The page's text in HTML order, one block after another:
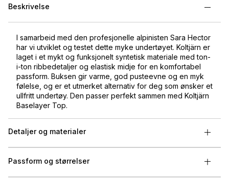
Beskrivelse
I samarbeid med den profesjonelle alpinisten Sara Hector
har vi utviklet og testet dette myke undertøyet. Koltjärn er
laget i et mykt og funksjonelt syntetisk materiale med ton-
i-ton ribbedetaljer og elastisk midje for en komfortabel
passform. Buksen gir varme, god pusteevne og en myk
følelse, og er et utmerket alternativ for deg som ønsker et
ullfritt undertøy. Den passer perfekt sammen med Koltjärn
Baselayer Top.
Detaljer og materialer
Passform og størrelser